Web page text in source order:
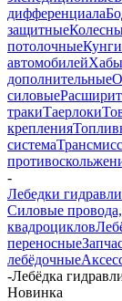
дифференциала
защитные
потолочныеКунги
автомобилей
дополнительные
силовые
тракиТаерлоки
крепления
система
-
Лебедки
Силовые
квадроциклов
переносные
лебёдочные
-Лебёдка
Новинка